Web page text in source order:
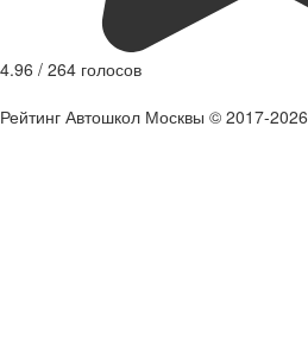
4.96 / 264 голосов
Рейтинг Автошкол Москвы © 2017-2026